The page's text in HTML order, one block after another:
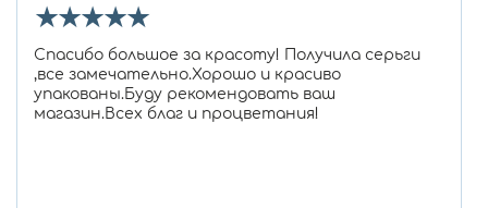
★★★★★
Спасибо большое за красоту! Получила серьги
,все замечательно.Хорошо и красиво
упакованы.Буду рекомендовать ваш
магазин.Всех благ и процветания!